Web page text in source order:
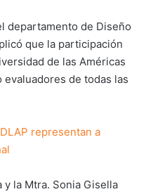
departamento de Diseño
que la participación
de las Américas
de todas las
representan a
la Mtra. Sonia Gisella